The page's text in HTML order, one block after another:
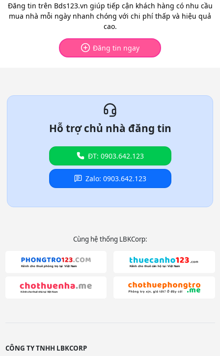
Đăng tin trên Bds123.vn giúp tiếp cận khách hàng có nhu cầu
mua nhà mỗi ngày nhanh chóng với chi phí thấp và hiệu quả
cao.
Đăng tin ngay
Hỗ trợ chủ nhà đăng tin
ĐT: 0903.642.123
Zalo: 0903.642.123
Cùng hệ thống LBKCorp:
CÔNG TY TNHH LBKCORP